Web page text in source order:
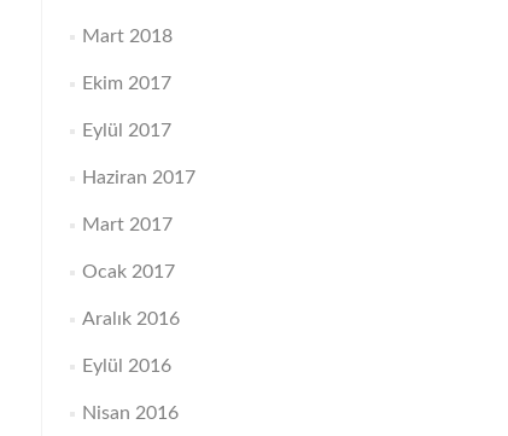
Mart 2018
Ekim 2017
Eylül 2017
Haziran 2017
Mart 2017
Ocak 2017
Aralık 2016
Eylül 2016
Nisan 2016